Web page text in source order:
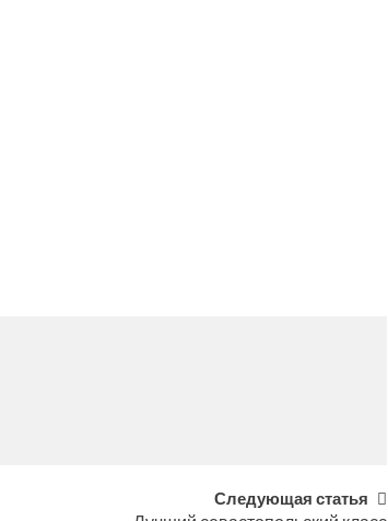
Следующая статья